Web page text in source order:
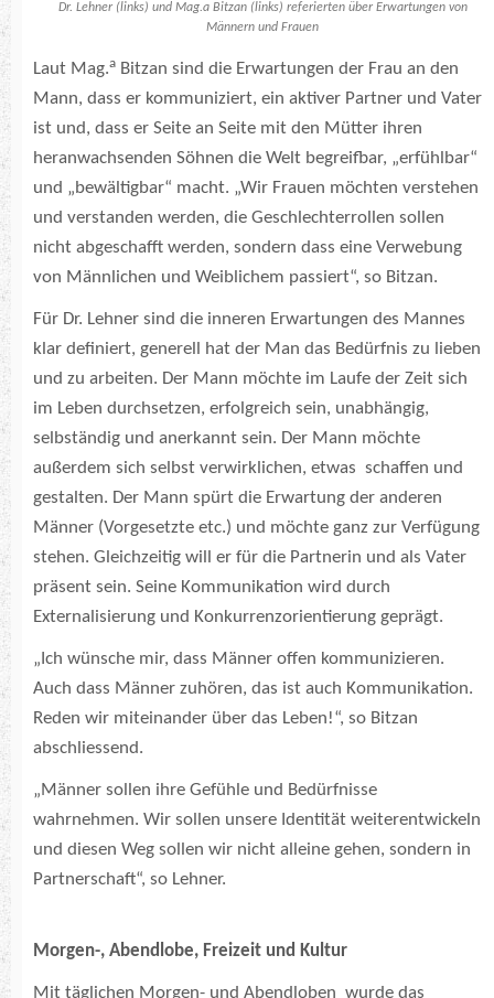
Dr. Lehner (links) und Mag.a Bitzan (links) referierten über Erwartungen von
Männern und Frauen
Laut Mag.a Bitzan sind die Erwartungen der Frau an den
Mann, dass er kommuniziert, ein aktiver Partner und Vater
ist und, dass er Seite an Seite mit den Mütter ihren
heranwachsenden Söhnen die Welt begreifbar, „erfühlbar“
und „bewältigbar“ macht. „Wir Frauen möchten verstehen
und verstanden werden, die Geschlechterrollen sollen
nicht abgeschafft werden, sondern dass eine Verwebung
von Männlichen und Weiblichem passiert“, so Bitzan.
Für Dr. Lehner sind die inneren Erwartungen des Mannes
klar definiert, generell hat der Man das Bedürfnis zu lieben
und zu arbeiten. Der Mann möchte im Laufe der Zeit sich
im Leben durchsetzen, erfolgreich sein, unabhängig,
selbständig und anerkannt sein. Der Mann möchte
außerdem sich selbst verwirklichen, etwas schaffen und
gestalten. Der Mann spürt die Erwartung der anderen
Männer (Vorgesetzte etc.) und möchte ganz zur Verfügung
stehen. Gleichzeitig will er für die Partnerin und als Vater
präsent sein. Seine Kommunikation wird durch
Externalisierung und Konkurrenzorientierung geprägt.
„Ich wünsche mir, dass Männer offen kommunizieren.
Auch dass Männer zuhören, das ist auch Kommunikation.
Reden wir miteinander über das Leben!“, so Bitzan
abschliessend.
„Männer sollen ihre Gefühle und Bedürfnisse
wahrnehmen. Wir sollen unsere Identität weiterentwickeln
und diesen Weg sollen wir nicht alleine gehen, sondern in
Partnerschaft“, so Lehner.
Morgen-, Abendlobe, Freizeit und Kultur
Mit täglichen Morgen- und Abendloben wurde das